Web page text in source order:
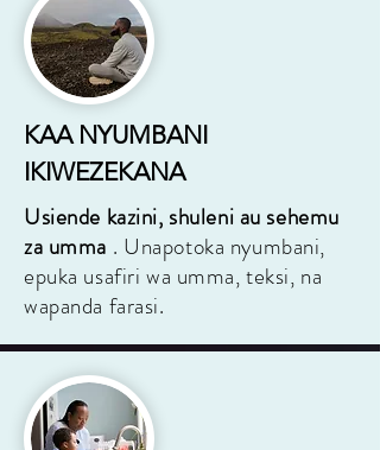
KAA NYUMBANI
IKIWEZEKANA
Usiende kazini, shuleni au sehemu
za umma . Unapotoka nyumbani,
epuka usafiri wa umma, teksi, na
wapanda farasi.